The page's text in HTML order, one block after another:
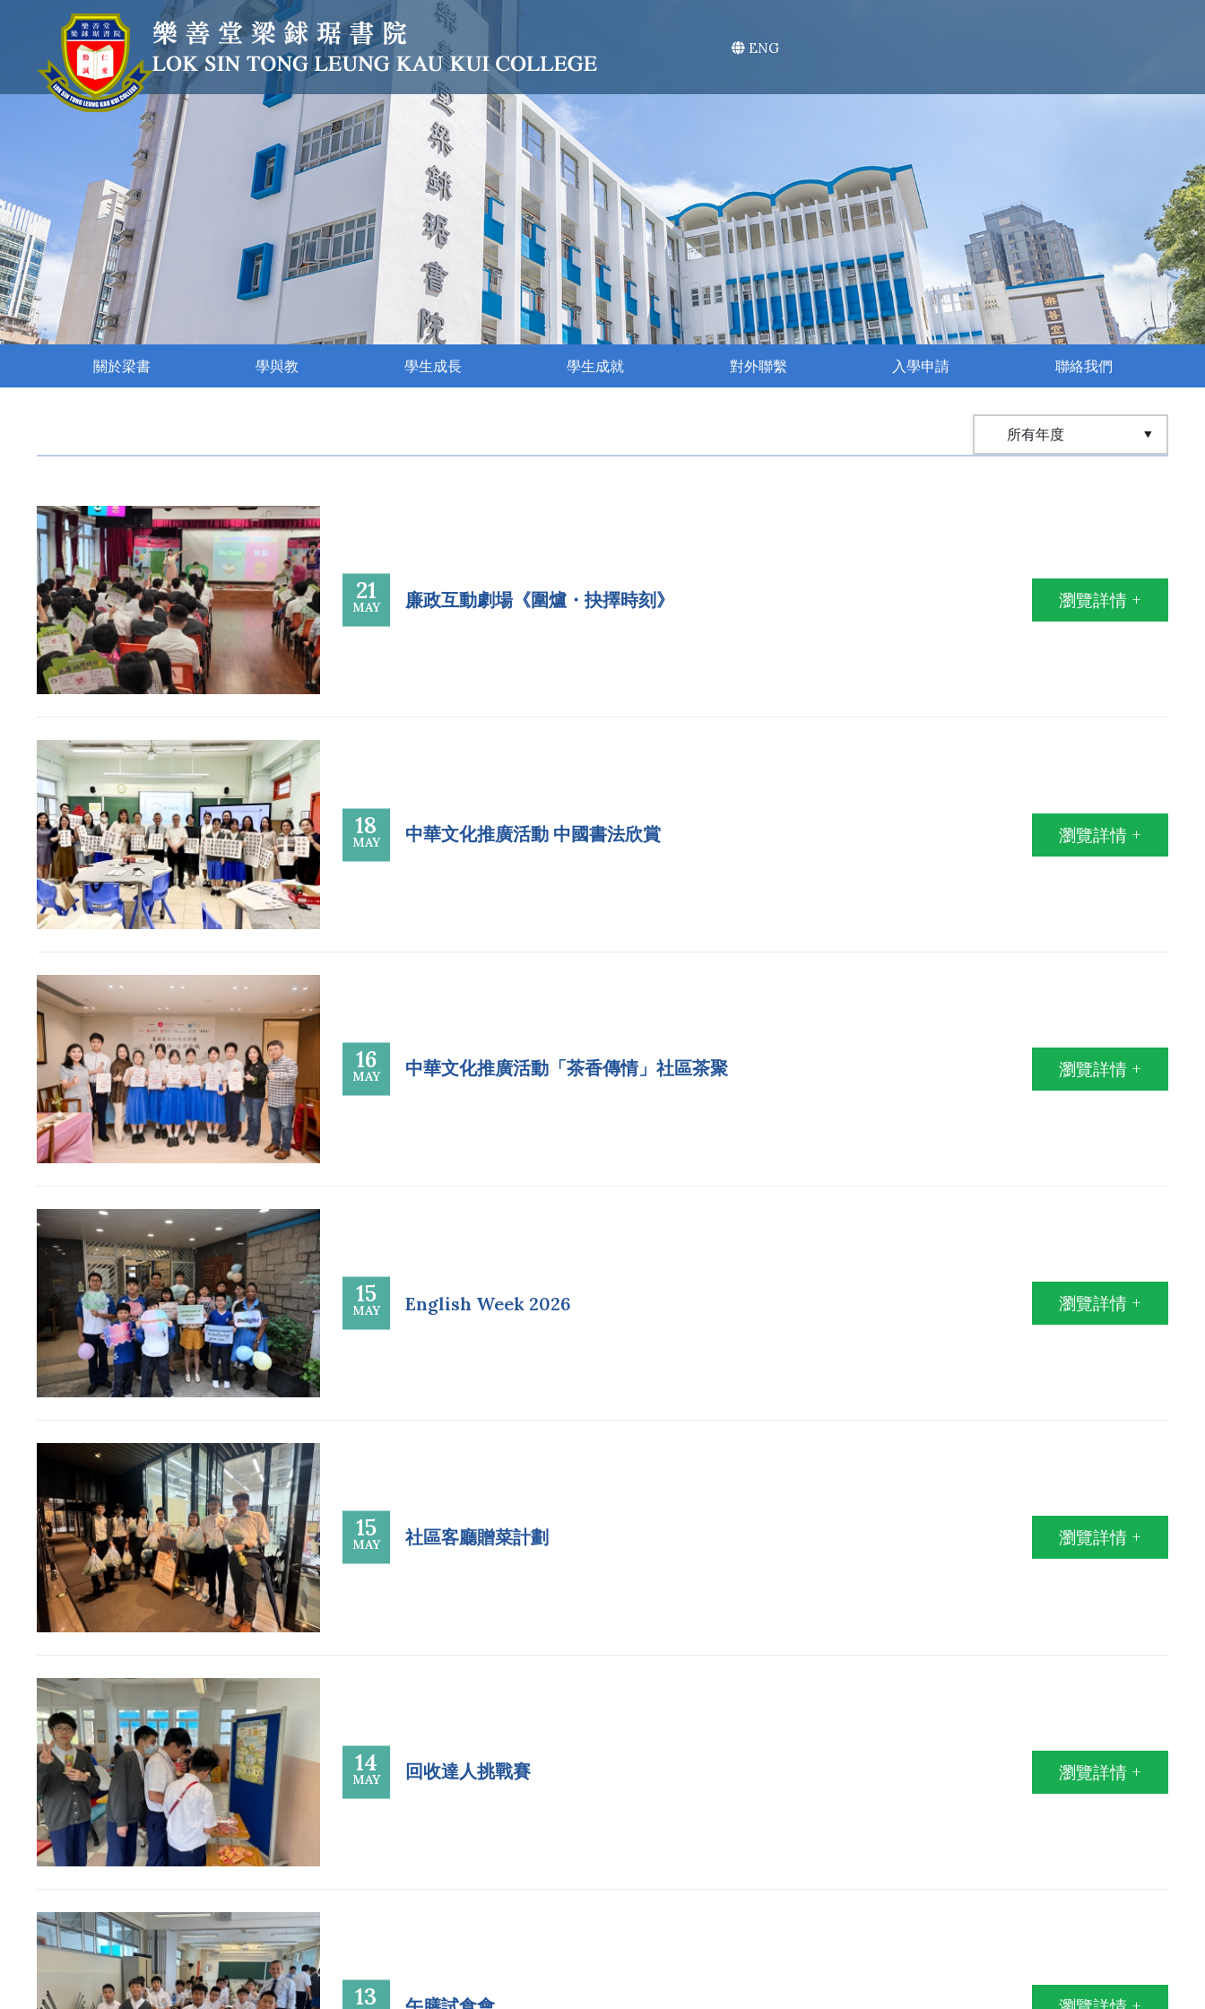
ENG
關於梁書 學與教 學生成長 學生成就 對外聯繫 入學申請 聯絡我們
21
MAY 廉政互動劇場《圍爐・抉擇時刻》 瀏覽詳情 +
18
MAY 中華文化推廣活動 中國書法欣賞 瀏覽詳情 +
16
MAY 中華文化推廣活動「茶香傳情」社區茶聚 瀏覽詳情 +
15
MAY English Week 2026 瀏覽詳情 +
15
MAY 社區客廳贈菜計劃 瀏覽詳情 +
14
MAY 回收達人挑戰賽 瀏覽詳情 +
13